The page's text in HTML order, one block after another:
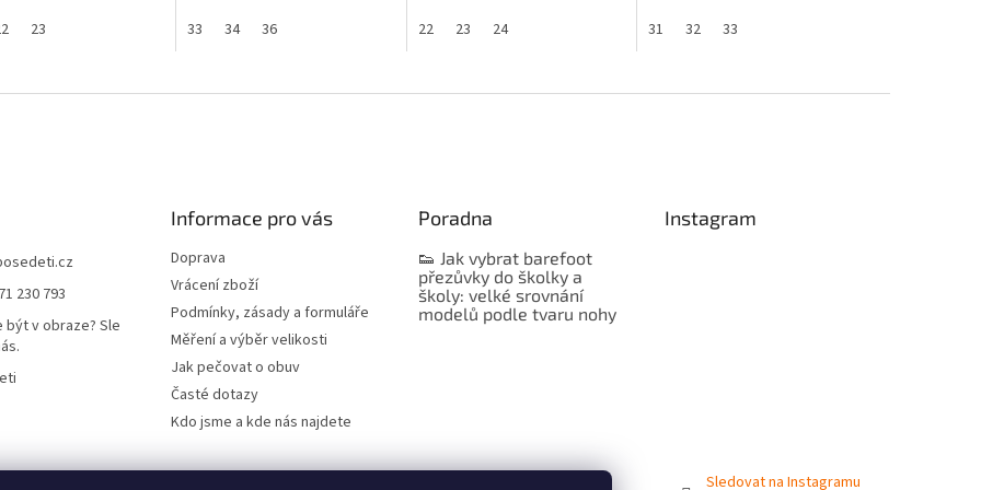
23
33
34 36
22
23 24 31 32 33
230 793
být v obraze? Sle
Informace pro vás
Doprava
Vrácení zboží
Podmínky, zásady a formuláře
Měření a výběr velikosti
Jak pečovat o obuv
Časté dotazy
Kdo jsme a kde nás najdete
Poradna
👟 Jak vybrat barefoot
přezůvky do školky a
školy: velké srovnání
modelů podle tvaru nohy
Instagram
Sledovat na Instagramu